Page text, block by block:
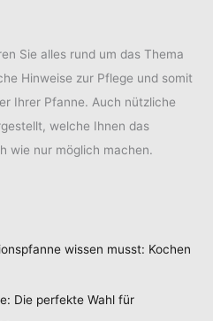
Sie alles rund um das Thema
Hinweise zur Pflege und somit
Ihrer Pfanne. Auch nützliche
welche Ihnen das
wie nur möglich machen.
wissen musst: Kochen
Die perfekte Wahl für